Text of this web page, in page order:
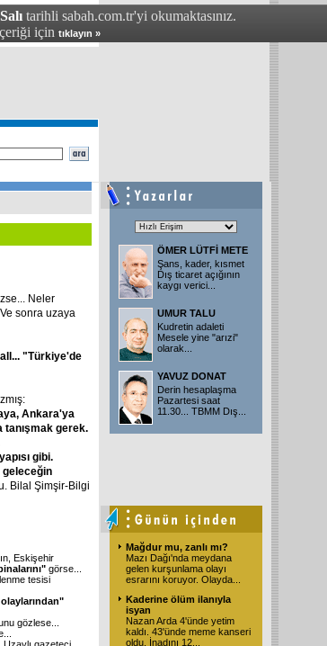
tarihli sabah.com.tr'yi okumaktasınız.
için tıklayın »
Neler
Ve sonra uzaya
"Türkiye'de
Ankara'ya
tanışmak gerek.
gibi.
geleceğin
Bilal Şimşir-Bilgi
Eskişehir
görse...
tesisi
gözlese...
ÖMER LÜTFİ METE
Şans, kader, kısmet
Dış ticaret açığının
kaygı verici
UMUR TALU
Kudretin adaleti
Mesele yine "arızi"
olarak
YAVUZ DONAT
Derin hesaplaşma
Pazartesi saat
11.30... TBMM Dış
Mağdur mu, zanlı mı?
Mazı Dağı'nda meydana
gelen kurşunlama olayı
esrarını koruyor. Olayda
Kaderine ölüm ilanıyla
isyan
Nazan Arda 4'ünde yetim
kaldı. 43'ünde meme kanseri
oldu. İnadını 12